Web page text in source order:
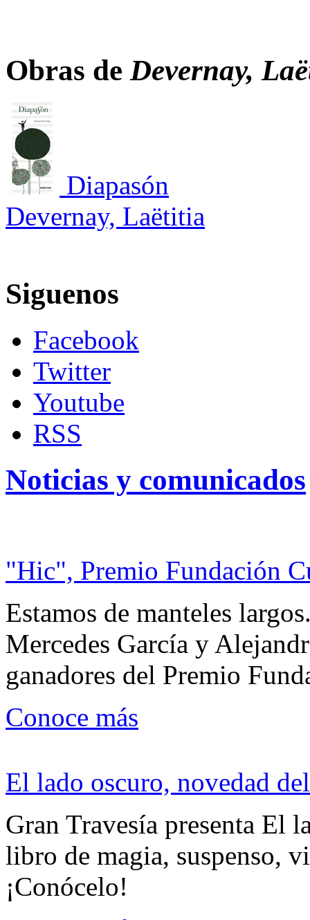
Obras de Devernay,
Diapasón
Devernay, Laëtitia
Siguenos
Facebook
Twitter
Youtube
RSS
Noticias y comunicados
"Hic", Premio Fundación
Estamos de manteles
Mercedes García y
ganadores del Premio
Conoce más
El lado oscuro, novedad
Gran Travesía presenta El
libro de magia, suspenso,
¡Conócelo!